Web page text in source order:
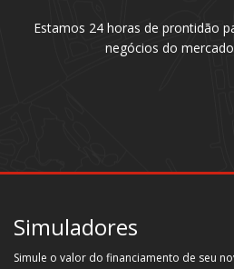
Estamos 24 horas de prontidão
negócios do
Simuladores
Simule o valor do financiamento de seu